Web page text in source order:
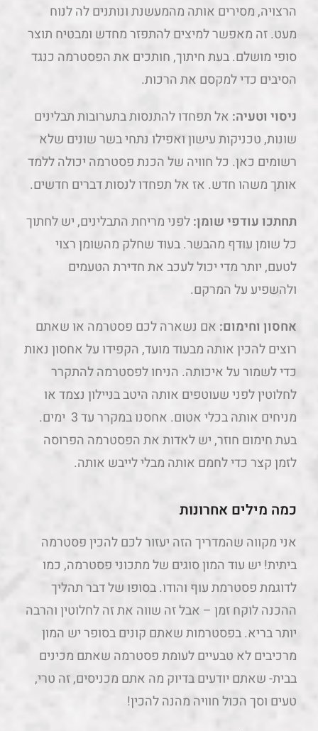
הרצויה, מסירים אותה מהמעשנת ונותנים לה לנוח
מעט. זה מאפשר למיצים להתפזר מחדש ומבטיח תוצר
סופי מושלם. בעת חיתוך, חותכים את הפסטרמה כנגד
הסיבים כדי למקסם את הרכות.
ניסוי וטעיה: אל תפחדו להתנסות בתערובות תבלינים
שונות, טכניקות עישון ואפילו נתחי בשר שונים שלא
רשומים כאן. כל חוויה של הכנת פסטרמה יכולה ללמד
אותך משהו חדש. אז אל תפחדו לנסות דברים חדשים.
תחתכו עודפי שומן:לפני מריחת התבלינים, יש לחתוך
כל שומן עודף מהבשר. בעוד שחלק מהשומן רצוי
לטעם, יותר מדי יכול לעכב את חדירת הטעמים
ולהשפיע על המרקם.
אחסון וחימום: אם נשארה לכם פסטרמה או שאתם
רוצים להכין אותה מבעוד מועד, הקפידו על אחסון נאות
כדי לשמור על איכותה. הניחו לפסטרמה להתקרר
לחלוטין לפני שעוטפים אותה היטב בניילון נצמד או
מניחים אותה בכלי אטום. אחסנו במקרר עד 3 ימים.
בעת חימום חוזר, יש לאדות את הפסטרמה הפרוסה
לזמן קצר כדי לחמם אותה מבלי לייבש אותה.
כמה מילים אחרונות
אני מקווה שהמדריך הזה יעזור לכם להכין פסטרמה
ביתית! יש עוד המון סוגים של מתכוני פסטרמה, כמו
לדוגמת פסטרמת עוף והודו. בסופו של דבר תהליך
ההכנה לוקח זמן – אבל זה שווה את זה לחלוטין והרבה
יותר בריא. בפסטרמות שאתם קונים בסופר יש המון
מרכיבים לא טבעיים לעומת פסטרמה שאתם מכינים
בבית- שאתם יודעים בדיוק מה אתם מכניסים, זה טרי,
טעים וסך הכול חוויה מהנה להכין!